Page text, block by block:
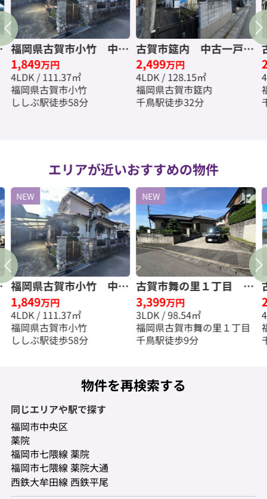
福岡県古賀市小竹 中古
一戸建☆仲介手数料無料
☆
1,849万円
4LDK / 111.37㎡
福岡県古賀市小竹
ししぶ駅徒歩58分
古賀市筵内 中古一戸建
☆仲介手数料無料☆
2,499万円
4LDK / 128.15㎡
福岡県古賀市筵内
千鳥駅徒歩32分
エリアが近いおすすめの物件
NEW
福岡県古賀市小竹 中古
一戸建☆仲介手数料無料
☆
1,849万円
4LDK / 111.37㎡
福岡県古賀市小竹
ししぶ駅徒歩58分
NEW
古賀市舞の里１丁目 中
古一戸建☆仲介手数料無
料☆
3,399万円
3LDK / 98.54㎡
福岡県古賀市舞の里１丁目
千鳥駅徒歩9分
物件を再検索する
同じエリアや駅で探す
福岡市中央区
薬院
福岡市七隈線 薬院
福岡市七隈線 薬院大通
西鉄大牟田線 西鉄平尾